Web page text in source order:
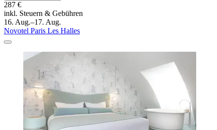
287 €
inkl. Steuern & Gebühren
16. Aug.–17. Aug.
Novotel Paris Les Halles